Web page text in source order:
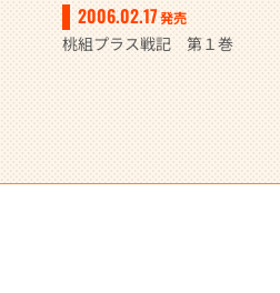
2006.02.17発売
桃組プラス戦記 第１巻